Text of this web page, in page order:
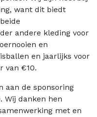
want dit biedt
andere kleding voor
en
en jaarlijks voor
van €10.
aan de sponsoring
Wij danken hen
met en